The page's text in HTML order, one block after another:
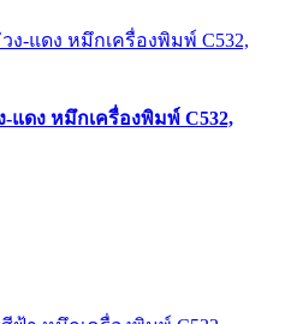
-แดง หมึกเครื่องพิมพ์ C532,